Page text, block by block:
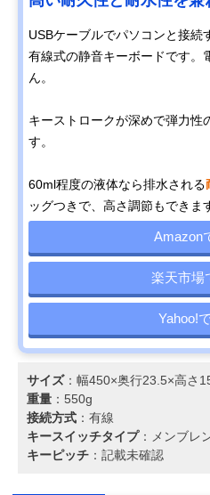
USBケーブルでパソコンと接続
有線式の静音キーボードです。
ん。
キーストロークが深めで弾力性
す。
60ml程度の液体なら排水される
ッグつきで、高さ調節もできま
Amazon
楽天市場
Yahoo!
サイズ：幅450×奥行23.5×高さ
重量 ：550g
接続方式 ：有線
キースイッチタイプ：メンブレ
キーピッチ ：記載未確認